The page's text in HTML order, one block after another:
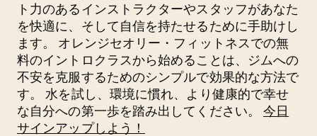
ト力のあるインストラクターやスタッフがあなた
を快適に、そして自信を持たせるために手助けし
ます。 オレンジセオリー・フィットネスでの無
料のイントロクラスから始めることは、ジムへの
不安を克服するためのシンプルで効果的な方法で
す。 水を試し、環境に慣れ、より健康的で幸せ
な自分への第一歩を踏み出してください。今日
サインアップしよう！